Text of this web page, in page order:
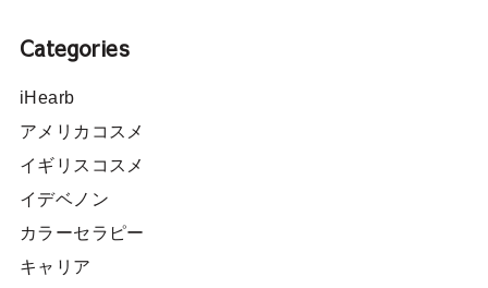
Categories
iHearb
アメリカコスメ
イギリスコスメ
イデベノン
カラーセラピー
キャリア